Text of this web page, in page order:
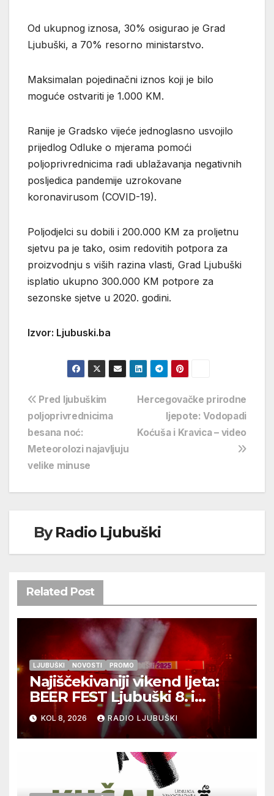
Od ukupnog iznosa, 30% osigurao je Grad
Ljubuški, a 70% resorno ministarstvo.
Maksimalan pojedinačni iznos koji je bilo
moguće ostvariti je 1.000 KM.
Ranije je Gradsko vijeće jednoglasno usvojilo
prijedlog Odluke o mjerama pomoći
poljoprivrednicima radi ublažavanja negativnih
posljedica pandemije uzrokovane
koronavirusom (COVID-19).
Poljodjelci su dobili i 200.000 KM za proljetnu
sjetvu pa je tako, osim redovitih potpora za
proizvodnju s viših razina vlasti, Grad Ljubuški
isplatio ukupno 300.000 KM potpore za
sezonske sjetve u 2020. godini.
Izvor: Ljubuski.ba
Navigacija
objava
Hercegovačke prirodne
ljepote: Vodopadi
Koćuša i Kravica – video
Pred ljubuškim
poljoprivrednicima
besana noć:
Meteorolozi najavljuju
velike minuse
ByRadio Ljubuški
Related Post
LJUBUŠKI NOVOSTI PROMO
Najiščekivaniji vikend ljeta:
BEER FEST Ljubuški 8. i
9.kolovoza
KOL 8, 2026 RADIO LJUBUŠKI